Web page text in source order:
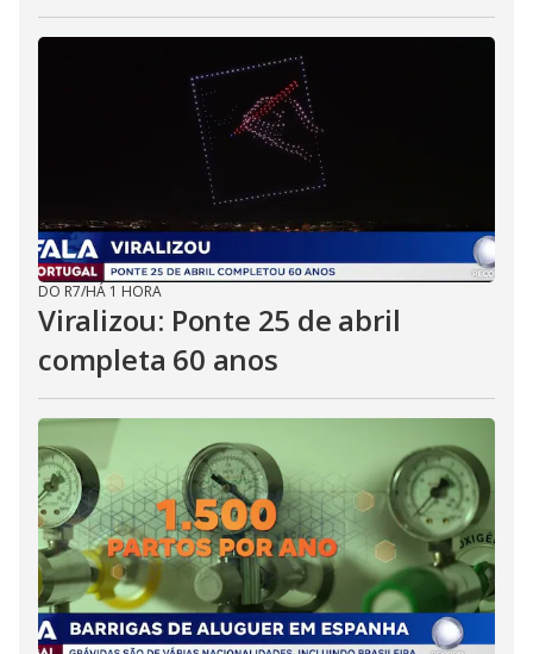
DO R7/HÁ 1 HORA
Viralizou: Ponte 25 de abril
completa 60 anos